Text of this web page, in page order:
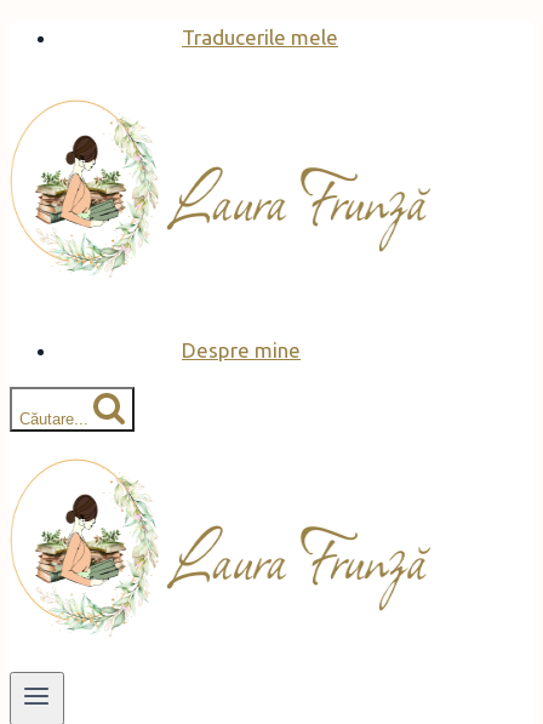
Skip
content
Traducerile mele
Despre mine
Căutare...